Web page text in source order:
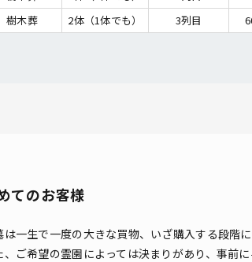
樹木葬
2体（1体でも） 3列目
てのお客様
は一生で一度の大きな買物、いざ購入する段階
、ご希望の霊園によっては決まりがあり、事前